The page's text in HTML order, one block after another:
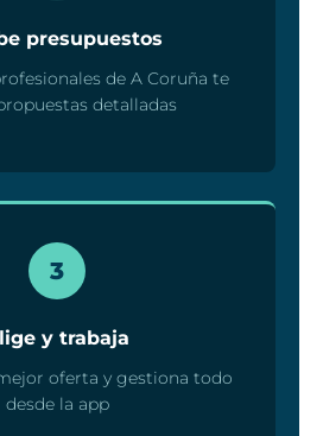
presupuestos
de A Coruña te
detalladas
3
y trabaja
oferta y gestiona todo
desde la app